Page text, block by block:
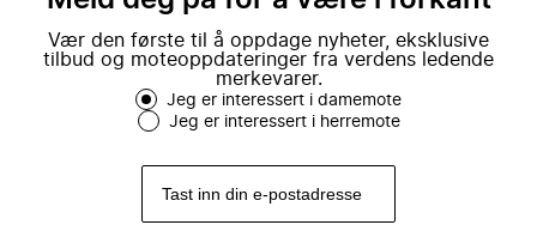
Vær den første til å oppdage nyheter, eksklusive
tilbud og moteoppdateringer fra verdens ledende
merkevarer.
Jeg er interessert i damemote
Jeg er interessert i herremote